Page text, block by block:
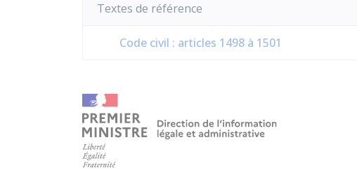
Textes de référence
Code civil : articles 1498 à 1501